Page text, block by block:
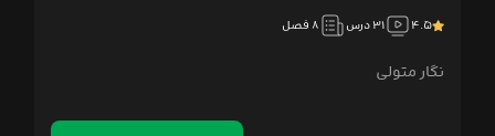
۴.۵ ۳۱ درس ۸ فصل
نگار متولی